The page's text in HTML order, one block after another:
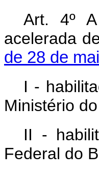
Art. 4º
acelerada
de 28 de
I -
Ministério
II -
Federal do